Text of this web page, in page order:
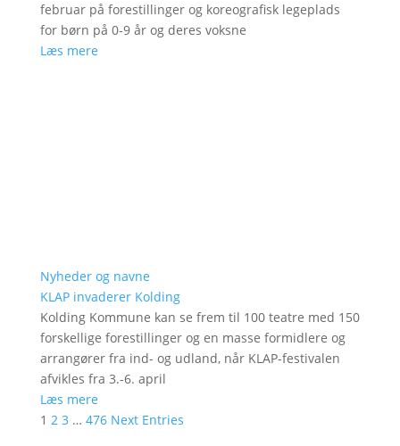
februar på forestillinger og koreografisk legeplads
for børn på 0-9 år og deres voksne
Læs mere
Nyheder og navne
KLAP invaderer Kolding
Kolding Kommune kan se frem til 100 teatre med 150
forskellige forestillinger og en masse formidlere og
arrangører fra ind- og udland, når KLAP-festivalen
afvikles fra 3.-6. april
Læs mere
1 2 3 … 476 Next Entries